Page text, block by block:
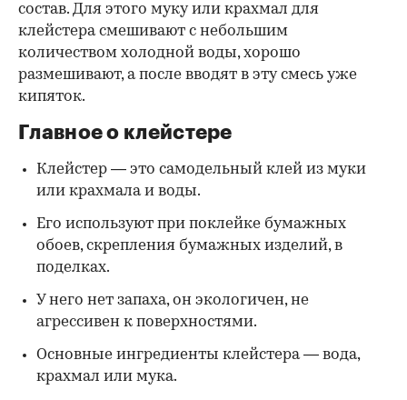
состав. Для этого муку или крахмал для
клейстера смешивают с небольшим
количеством холодной воды, хорошо
размешивают, а после вводят в эту смесь уже
кипяток.
Главное о клейстере
Клейстер — это самодельный клей из муки
или крахмала и воды.
Его используют при поклейке бумажных
обоев, скрепления бумажных изделий, в
поделках.
У него нет запаха, он экологичен, не
агрессивен к поверхностями.
Основные ингредиенты клейстера — вода,
крахмал или мука.